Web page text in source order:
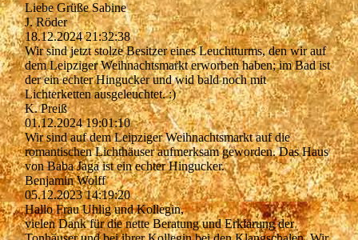
Liebe Grüße Sabine
J. Röder
18.12.2024 21:32:38
Wir sind jetzt stolze Besitzer eines Leuchtturms, den wir auf
dem Leipziger Weihnachtsmarkt erworben haben; im Bad ist
der ein echter Hingucker und wid bald noch mit
Lichterketten ausgeleuchtet. :)
K. Preiß
01.12.2024 19:01:10
Wir sind auf dem Leipziger Weihnachtsmarkt auf die
romantischen Lichthäuser aufmerksam geworden. Das Haus
von Baba Jaga ist ein echter Hingucker.
Benjamin Wolff
05.12.2023 14:19:20
Hallo Frau Uhlig und Kollegin,
vielen Dank für die nette Beratung und Erklärung der